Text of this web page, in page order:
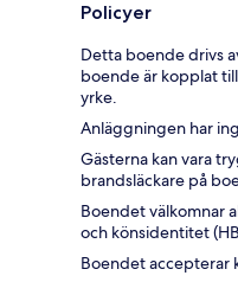
Policyer
Detta boende drivs
boende är kopplat
yrke.
Anläggningen har
Gästerna kan vara
brandsläckare på
Boendet välkomnar
och könsidentitet
Boendet accepterar